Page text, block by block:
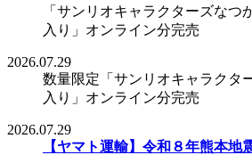
「サンリオキャラクターズなつ
入り」オンライン分完売
2026.07.29
数量限定「サンリオキャラクタ
入り」オンライン分完売
2026.07.29
【ヤマト運輸】令和８年熊本地